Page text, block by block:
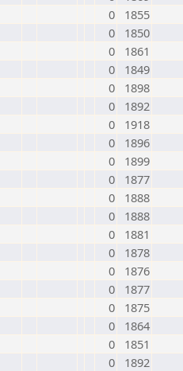
0
1855
0
1850
0
1861
0
1849
0
1898
0
1892
0
1918
0
1896
0
1899
0
1877
0
1888
0
1888
0
1881
0
1878
0
1876
0
1877
0
1875
0
1864
0
1851
0
1892